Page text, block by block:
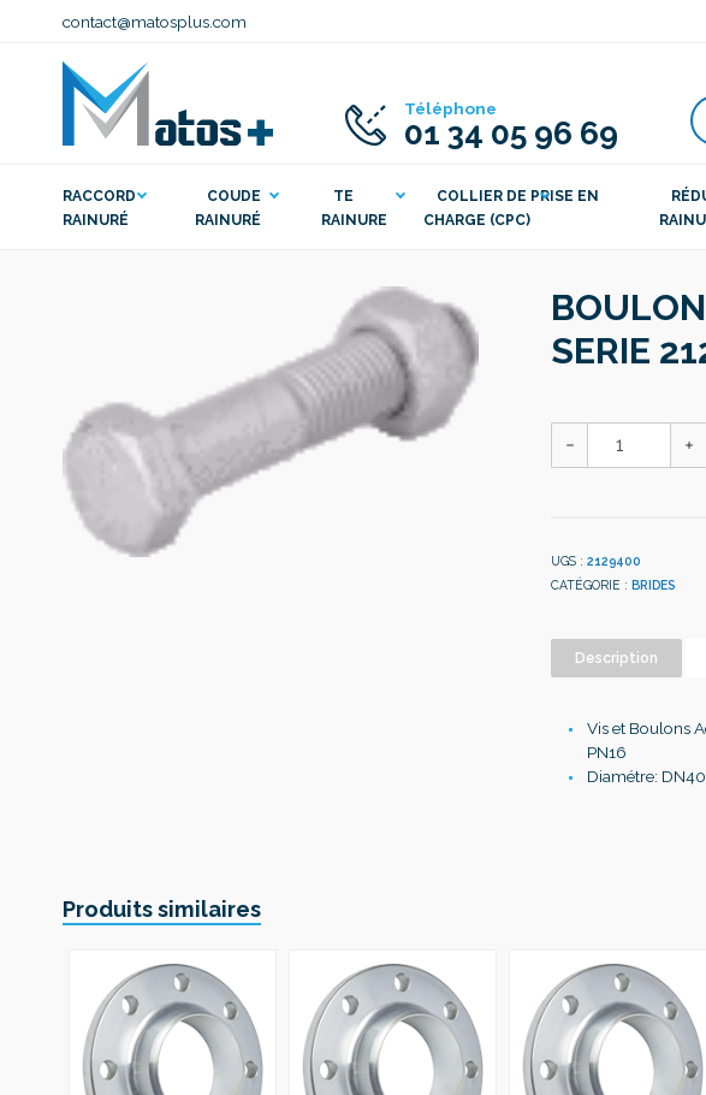
contact@matosplus.com
Téléphone
01 34 05 96 69
RACCORD
RAINURÉ
COUDE
RAINURÉ
TE
RAINURE
COLLIER DE PRISE EN
CHARGE (CPC)
SERIE
UGS :2129400
CATÉGORIE :BRIDES
Description
Vis et Boulons
PN16
Diamétre:
Produits similaires